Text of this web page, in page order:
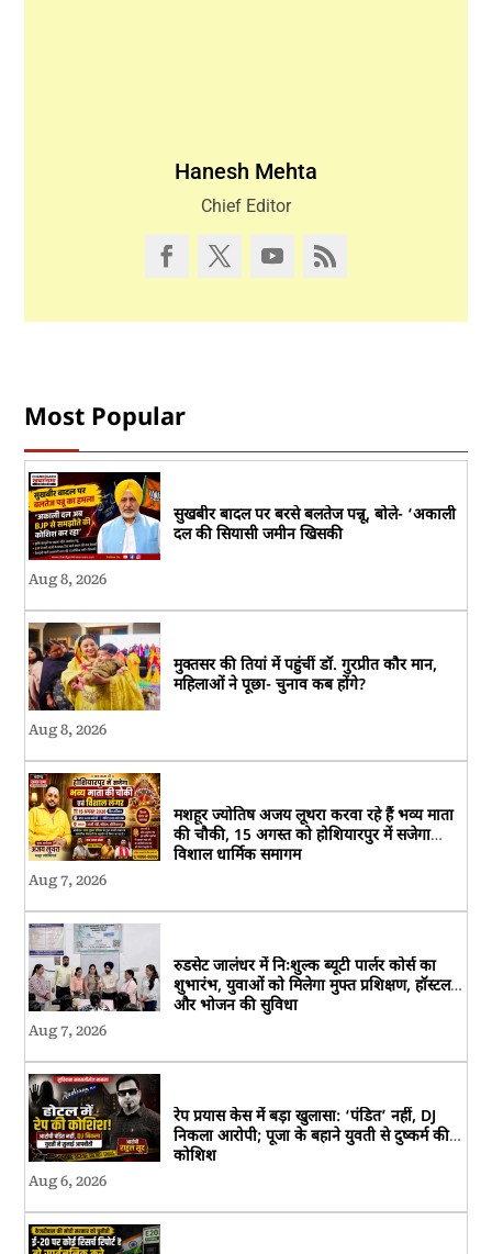
Hanesh Mehta
Chief Editor
Most Popular
सुखबीर बादल पर बरसे बलतेज पन्नू, बोले- ‘अकाली
दल की सियासी जमीन खिसकी
Aug 8, 2026
मुक्तसर की तियां में पहुंचीं डॉ. गुरप्रीत कौर मान,
महिलाओं ने पूछा- चुनाव कब होंगे?
Aug 8, 2026
मशहूर ज्योतिष अजय लूथरा करवा रहे हैं भव्य माता
की चौकी, 15 अगस्त को होशियारपुर में सजेगा
विशाल धार्मिक समागम
Aug 7, 2026
रुडसेट जालंधर में निःशुल्क ब्यूटी पार्लर कोर्स का
शुभारंभ, युवाओं को मिलेगा मुफ्त प्रशिक्षण, हॉस्टल
और भोजन की सुविधा
Aug 7, 2026
रेप प्रयास केस में बड़ा खुलासा: ‘पंडित’ नहीं, DJ
निकला आरोपी; पूजा के बहाने युवती से दुष्कर्म की
कोशिश
Aug 6, 2026